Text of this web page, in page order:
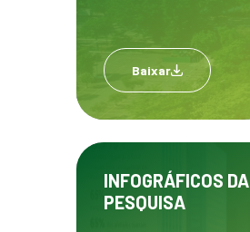
Baixar
INFOGRÁFICOS DA
PESQUISA